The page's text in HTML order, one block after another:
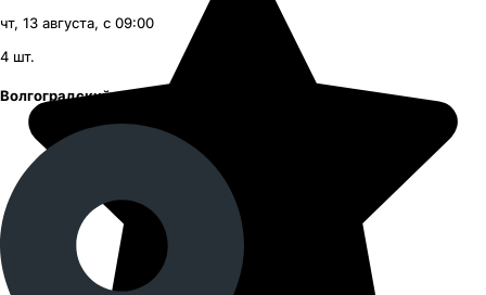
чт, 13 августа, с 09:00
4 шт.
Волгоградский проспект